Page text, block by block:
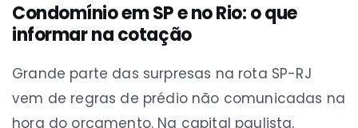
Condomínio em SP e no Rio: o que
informar na cotação
Grande parte das surpresas na rota SP-RJ
vem de regras de prédio não comunicadas na
hora do orçamento. Na capital paulista,